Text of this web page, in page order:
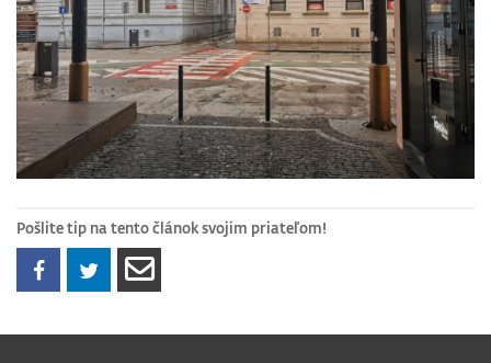
Pošlite tip na tento článok svojim priateľom!